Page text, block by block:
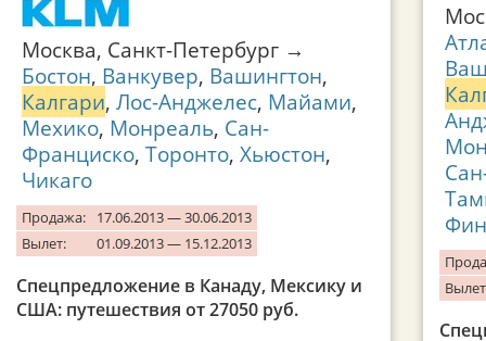
Москва, Санкт-Петербург →
Бостон, Ванкувер, Вашингтон,
Калгари, Лос-Анджелес, Майами,
Мехико, Монреаль, Сан-
Франциско, Торонто, Хьюстон,
Чикаго
Продажа:
17.06.2013 — 30.06.2013
Вылет:
01.09.2013 — 15.12.2013
Спецпредложение в Канаду, Мексику и
США: путешествия от 27050 руб.